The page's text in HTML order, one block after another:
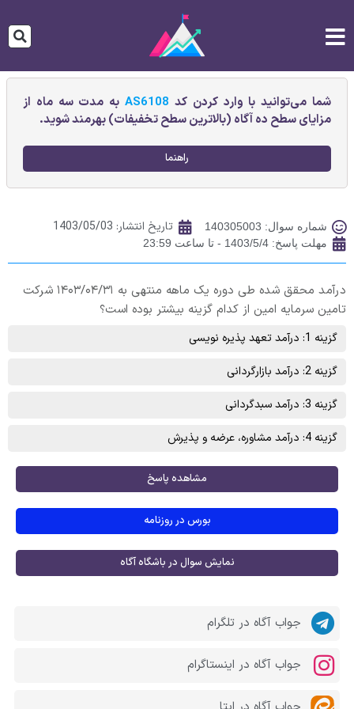
شما می‌توانید با وارد کردن کد AS6108به مدت سه ماه از
مزایای سطح ده آگاه (بالاترین سطح تخفیفات) بهرمند شوید.
راهنما
شماره سوال: 140305003 تاریخ انتشار: 1403/05/03
مهلت پاسخ: 1403/5/4 - تا ساعت 23:59
درآمد محقق شده طی دوره یک ماهه منتهی به ۱۴۰۳/۰۴/۳۱ شرکت
تامین سرمایه امین از کدام گزینه بیشتر بوده است؟
گزینه 1: درآمد تعهد پذیره نویسی
گزینه 2: درآمد بازارگردانی
گزینه 3: درآمد سبدگردانی
گزینه 4: درآمد مشاوره، عرضه و پذیرش
مشاهده پاسخ
بورس در روزنامه
نمایش سوال در باشگاه آگاه
جواب آگاه در تلگرام
جواب آگاه در اینستاگرام